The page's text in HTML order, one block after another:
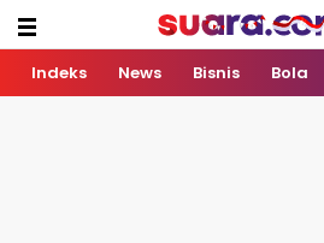
Indeks News Bisnis Bola